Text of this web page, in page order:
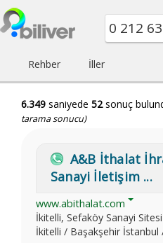
Rehber İller
6.349 saniyede 52sonuç
tarama sonucu)
A&B İthalat
Sanayi İletişim ...
www.abithalat.com
İkitelli, Sefaköy Sanayi
İkitelli / Başakşehir İstanbul